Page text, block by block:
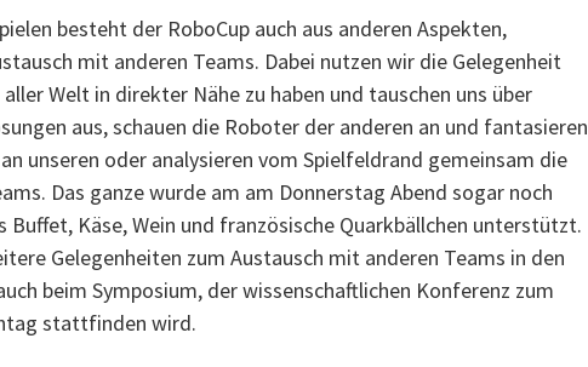
besteht der RoboCup auch aus anderen Aspekten,
mit anderen Teams. Dabei nutzen wir die Gelegenheit
Welt in direkter Nähe zu haben und tauschen uns über
aus, schauen die Roboter der anderen an und fantasieren
unseren oder analysieren vom Spielfeldrand gemeinsam die
Das ganze wurde am am Donnerstag Abend sogar noch
Käse, Wein und französische Quarkbällchen unterstützt.
Gelegenheiten zum Austausch mit anderen Teams in den
beim Symposium, der wissenschaftlichen Konferenz zum
stattfinden wird.